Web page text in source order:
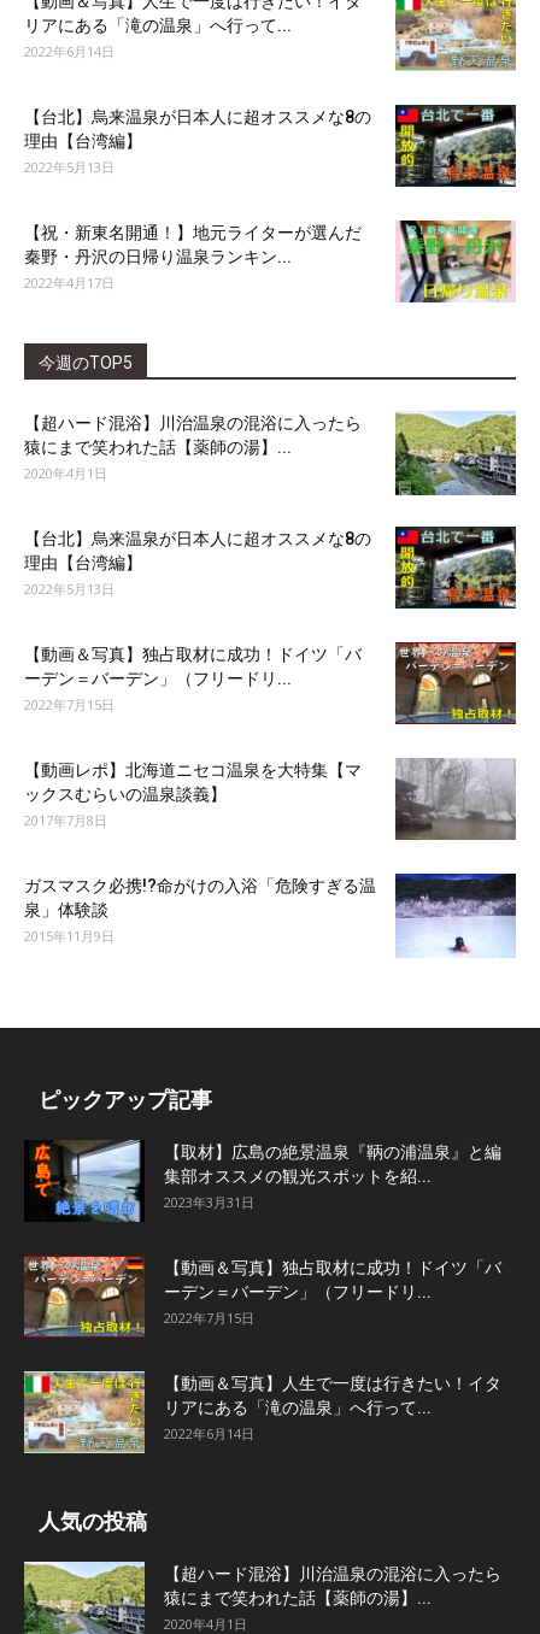
リアにある「滝の温泉」へ行って...
2022年6月14日
【台北】烏来温泉が日本人に超オススメな8の
理由【台湾編】
2022年5月13日
【祝・新東名開通！】地元ライターが選んだ
秦野・丹沢の日帰り温泉ランキン...
2022年4月17日
今週のTOP5
【超ハード混浴】川治温泉の混浴に入ったら
猿にまで笑われた話【薬師の湯】...
2020年4月1日
【台北】烏来温泉が日本人に超オススメな8の
理由【台湾編】
2022年5月13日
【動画＆写真】独占取材に成功！ドイツ「バ
ーデン＝バーデン」（フリードリ...
2022年7月15日
【動画レポ】北海道ニセコ温泉を大特集【マ
ックスむらいの温泉談義】
2017年7月8日
ガスマスク必携!?命がけの入浴「危険すぎる温
泉」体験談
2015年11月9日
ピックアップ記事
【取材】広島の絶景温泉『鞆の浦温泉』と編
集部オススメの観光スポットを紹...
2023年3月31日
【動画＆写真】独占取材に成功！ドイツ「バ
ーデン＝バーデン」（フリードリ...
2022年7月15日
【動画＆写真】人生で一度は行きたい！イタ
リアにある「滝の温泉」へ行って...
2022年6月14日
人気の投稿
【超ハード混浴】川治温泉の混浴に入ったら
猿にまで笑われた話【薬師の湯】...
2020年4月1日